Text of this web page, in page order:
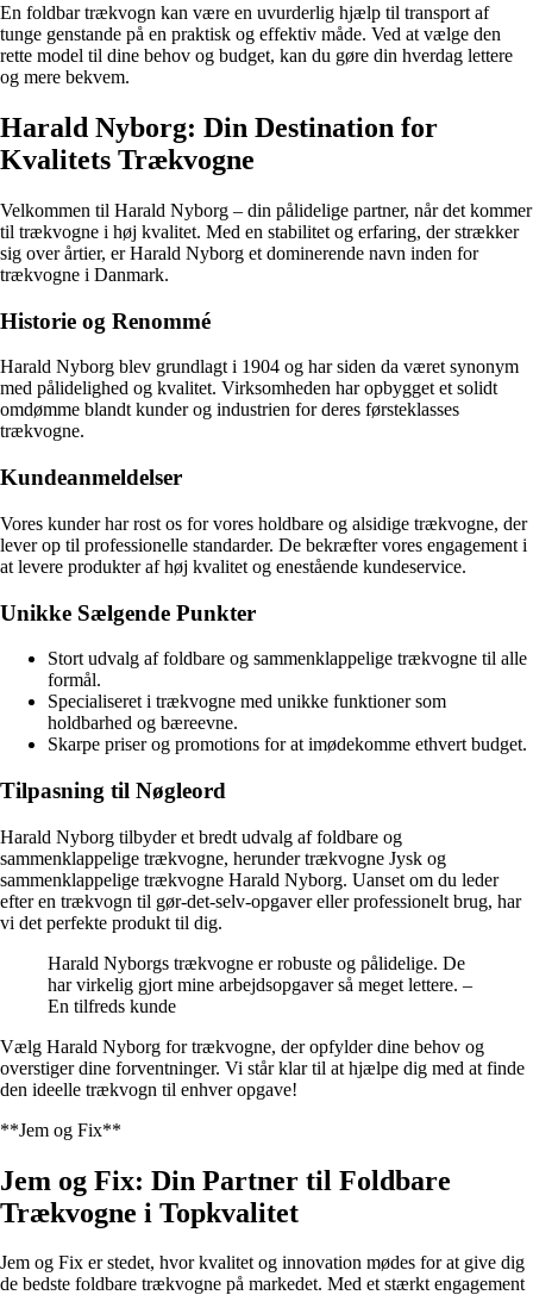
En foldbar trækvogn kan være en uvurderlig hjælp til transport af
tunge genstande på en praktisk og effektiv måde. Ved at vælge den
rette model til dine behov og budget, kan du gøre din hverdag lettere
og mere bekvem.
Harald Nyborg: Din Destination for
Kvalitets Trækvogne
Velkommen til Harald Nyborg – din pålidelige partner, når det kommer
til trækvogne i høj kvalitet. Med en stabilitet og erfaring, der strækker
sig over årtier, er Harald Nyborg et dominerende navn inden for
trækvogne i Danmark.
Historie og Renommé
Harald Nyborg blev grundlagt i 1904 og har siden da været synonym
med pålidelighed og kvalitet. Virksomheden har opbygget et solidt
omdømme blandt kunder og industrien for deres førsteklasses
trækvogne.
Kundeanmeldelser
Vores kunder har rost os for vores holdbare og alsidige trækvogne, der
lever op til professionelle standarder. De bekræfter vores engagement i
at levere produkter af høj kvalitet og enestående kundeservice.
Unikke Sælgende Punkter
Stort udvalg af foldbare og sammenklappelige trækvogne til alle
formål.
Specialiseret i trækvogne med unikke funktioner som
holdbarhed og bæreevne.
Skarpe priser og promotions for at imødekomme ethvert budget.
Tilpasning til Nøgleord
Harald Nyborg tilbyder et bredt udvalg af foldbare og
sammenklappelige trækvogne, herunder trækvogne Jysk og
sammenklappelige trækvogne Harald Nyborg. Uanset om du leder
efter en trækvogn til gør-det-selv-opgaver eller professionelt brug, har
vi det perfekte produkt til dig.
Harald Nyborgs trækvogne er robuste og pålidelige. De
har virkelig gjort mine arbejdsopgaver så meget lettere. –
En tilfreds kunde
Vælg Harald Nyborg for trækvogne, der opfylder dine behov og
overstiger dine forventninger. Vi står klar til at hjælpe dig med at finde
den ideelle trækvogn til enhver opgave!
**Jem og Fix**
Jem og Fix: Din Partner til Foldbare
Trækvogne i Topkvalitet
Jem og Fix er stedet, hvor kvalitet og innovation mødes for at give dig
de bedste foldbare trækvogne på markedet. Med et stærkt engagement